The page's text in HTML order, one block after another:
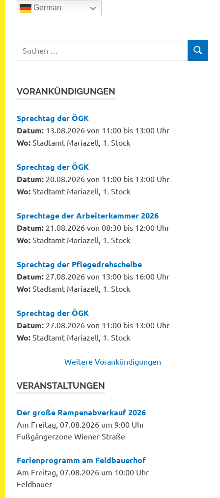
German
nach:
SUCHEN
VORANKÜNDIGUNGEN
Sprechtag der ÖGK
Datum: 13.08.2026 von 11:00 bis 13:00 Uhr
Wo: Stadtamt Mariazell, 1. Stock
Sprechtag der ÖGK
Datum: 20.08.2026 von 11:00 bis 13:00 Uhr
Wo: Stadtamt Mariazell, 1. Stock
Sprechtage der Arbeiterkammer 2026
Datum: 21.08.2026 von 08:30 bis 12:00 Uhr
Wo: Stadtamt Mariazell, 1. Stock
Sprechtag der Pflegedrehscheibe
Datum: 27.08.2026 von 13:00 bis 16:00 Uhr
Wo: Stadtamt Mariazell, 1. Stock
Sprechtag der ÖGK
Datum: 27.08.2026 von 11:00 bis 13:00 Uhr
Wo: Stadtamt Mariazell, 1. Stock
Weitere Vorankündigungen
VERANSTALTUNGEN
Der große Rampenabverkauf 2026
Am Freitag, 07.08.2026 um 9:00 Uhr
Fußgängerzone Wiener Straße
Ferienprogramm am Feldbauerhof
Am Freitag, 07.08.2026 um 10:00 Uhr
Feldbauer